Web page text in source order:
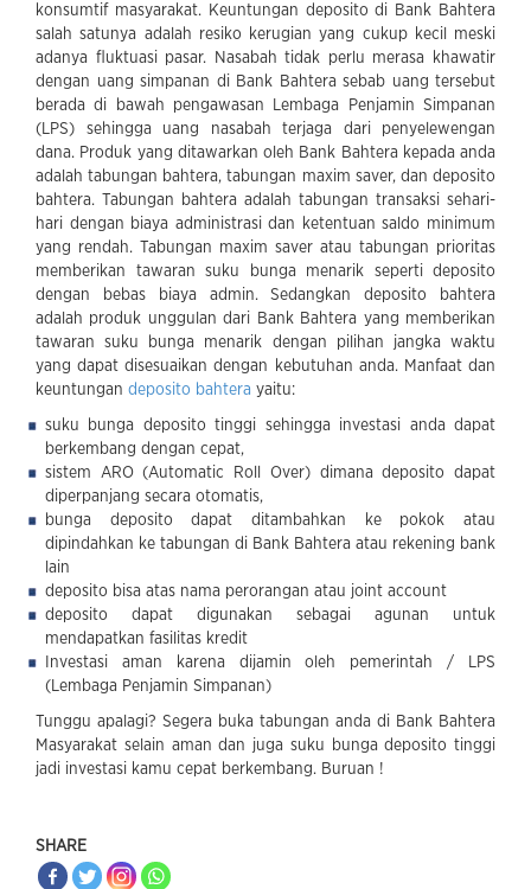
konsumtif masyarakat. Keuntungan deposito di Bank Bahtera
salah satunya adalah resiko kerugian yang cukup kecil meski
adanya fluktuasi pasar. Nasabah tidak perlu merasa khawatir
dengan uang simpanan di Bank Bahtera sebab uang tersebut
berada di bawah pengawasan Lembaga Penjamin Simpanan
(LPS) sehingga uang nasabah terjaga dari penyelewengan
dana. Produk yang ditawarkan oleh Bank Bahtera kepada anda
adalah tabungan bahtera, tabungan maxim saver, dan deposito
bahtera. Tabungan bahtera adalah tabungan transaksi sehari-
hari dengan biaya administrasi dan ketentuan saldo minimum
yang rendah. Tabungan maxim saver atau tabungan prioritas
memberikan tawaran suku bunga menarik seperti deposito
dengan bebas biaya admin. Sedangkan deposito bahtera
adalah produk unggulan dari Bank Bahtera yang memberikan
tawaran suku bunga menarik dengan pilihan jangka waktu
yang dapat disesuaikan dengan kebutuhan anda. Manfaat dan
keuntungan deposito bahtera yaitu:
suku bunga deposito tinggi sehingga investasi anda dapat
berkembang dengan cepat,
sistem ARO (Automatic Roll Over) dimana deposito dapat
diperpanjang secara otomatis,
bunga deposito dapat ditambahkan ke pokok atau
dipindahkan ke tabungan di Bank Bahtera atau rekening bank
lain
deposito bisa atas nama perorangan atau joint account
deposito dapat digunakan sebagai agunan untuk
mendapatkan fasilitas kredit
Investasi aman karena dijamin oleh pemerintah / LPS
(Lembaga Penjamin Simpanan)
Tunggu apalagi? Segera buka tabungan anda di Bank Bahtera
Masyarakat selain aman dan juga suku bunga deposito tinggi
jadi investasi kamu cepat berkembang. Buruan !
SHARE